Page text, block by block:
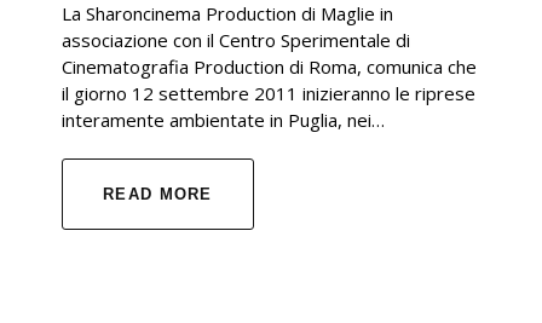
La Sharoncinema Production di Maglie in
associazione con il Centro Sperimentale di
Cinematografia Production di Roma, comunica che
il giorno 12 settembre 2011 inizieranno le riprese
interamente ambientate in Puglia, nei…
READ MORE